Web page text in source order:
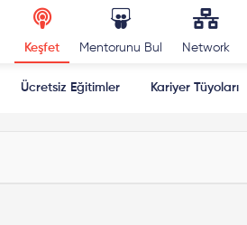
Keşfet Mentorunu Bul Network
Ücretsiz Eğitimler Kariyer Tüyoları